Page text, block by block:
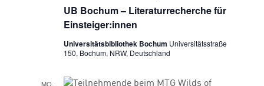
UB Bochum – Literaturrecherche für
Einsteiger:innen
Universitätsbibliothek Bochum Universitätsstraße
150, Bochum, NRW, Deutschland
MO.